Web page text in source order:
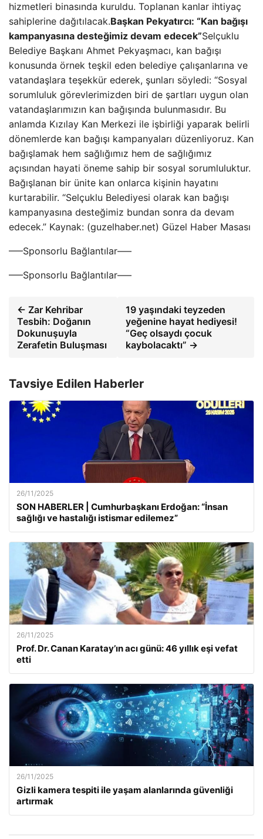
hizmetleri binasında kuruldu. Toplanan kanlar ihtiyaç
sahiplerine dağıtılacak.Başkan Pekyatırcı: “Kan bağışı
kampanyasına desteğimiz devam edecek”Selçuklu
Belediye Başkanı Ahmet Pekyaşmacı, kan bağışı
konusunda örnek teşkil eden belediye çalışanlarına ve
vatandaşlara teşekkür ederek, şunları söyledi: “Sosyal
sorumluluk görevlerimizden biri de şartları uygun olan
vatandaşlarımızın kan bağışında bulunmasıdır. Bu
anlamda Kızılay Kan Merkezi ile işbirliği yaparak belirli
dönemlerde kan bağışı kampanyaları düzenliyoruz. Kan
bağışlamak hem sağlığımız hem de sağlığımız
açısından hayati öneme sahip bir sosyal sorumluluktur.
Bağışlanan bir ünite kan onlarca kişinin hayatını
kurtarabilir. “Selçuklu Belediyesi olarak kan bağışı
kampanyasına desteğimiz bundan sonra da devam
edecek.” Kaynak: (guzelhaber.net) Güzel Haber Masası
—–Sponsorlu Bağlantılar—–
—–Sponsorlu Bağlantılar—–
← Zar Kehribar
Tesbih: Doğanın
Dokunuşuyla
Zerafetin Buluşması
19 yaşındaki teyzeden
yeğenine hayat hediyesi!
“Geç olsaydı çocuk
kaybolacaktı” →
Tavsiye Edilen Haberler
26/11/2025
SON HABERLER | Cumhurbaşkanı Erdoğan: “İnsan
sağlığı ve hastalığı istismar edilemez”
26/11/2025
Prof. Dr. Canan Karatay’ın acı günü: 46 yıllık eşi vefat
etti
26/11/2025
Gizli kamera tespiti ile yaşam alanlarında güvenliği
artırmak